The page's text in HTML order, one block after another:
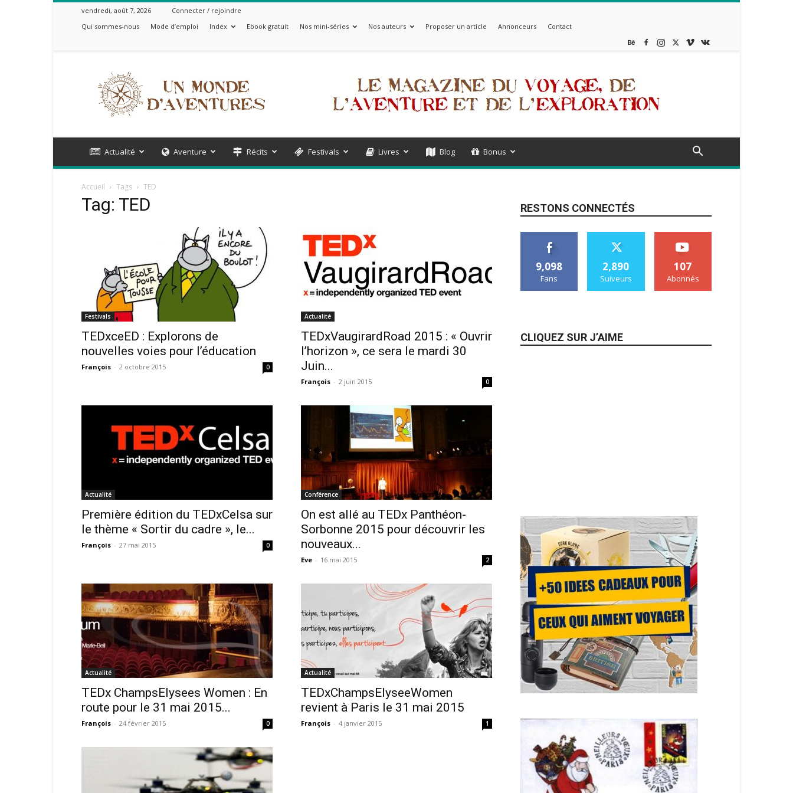
vendredi, août 7, 2026
Connecter / rejoindre
Qui sommes-nous
Mode d’emploi Index Ebook gratuit Nos mini-séries Nos auteurs Proposer un article Annonceurs Contact
Monde
d'Aventures
Actualité Aventure Récits Festivals Livres Blog Bonus
Accueil Tags TED
Tag: TED
Festivals
TEDxceED : Explorons de
nouvelles voies pour l’éducation
François - 2 octobre 2015 0
Actualité
TEDxVaugirardRoad 2015 : « Ouvrir
l’horizon », ce sera le mardi 30
Juin...
François - 2 juin 2015 0
Actualité
Première édition du TEDxCelsa sur
le thème « Sortir du cadre », le...
François - 27 mai 2015 0
Conférence
On est allé au TEDx Panthéon-
Sorbonne 2015 pour découvrir les
nouveaux...
Eve - 16 mai 2015 2
Actualité
TEDx ChampsElysees Women : En
route pour le 31 mai 2015...
François - 24 février 2015 0
Actualité
TEDxChampsElyseeWomen
revient à Paris le 31 mai 2015
François - 4 janvier 2015 1
RESTONS CONNECTÉS
9,098
Fans
2,890
Suiveurs
107
Abonnés
CLIQUEZ SUR J’AIME